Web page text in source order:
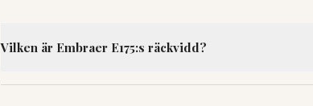
Vilken är Embraer E175:s räckvidd?